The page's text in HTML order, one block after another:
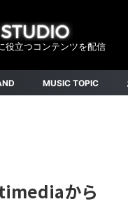
役立つコンテンツを配信
MUSIC TOPIC
から